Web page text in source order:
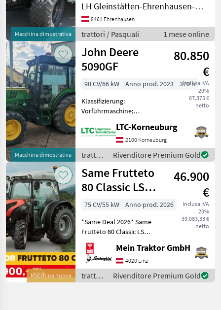
Macchina dimostrativa
Jos Stick proportional mit
Mengenteiler, zwei
Hydraulikpumpen mit
großer Leistung (gesamt
84lt.
LH Gleinstätten-Ehrenhausen-Wies reg. Gen.m.b.H. - Ehrenhausen
8461 Ehrenhausen
trattori / Pasquali 1 mese online
Macchina dimostrativa
John Deere
5090GF
80.850
€
inclusa IVA
20%
67.375 €
netto
90 CV/66 kW Anno prod. 2023
370 h
Klassifizierung:
Vorführmaschine;
Oberlenker vorne: Ja;
Kreuzsteuerhebel
Frontlader: Ja;
Kreuzsteuerhebel
Frontlader Art: Elektrisch;
Zwisc
LTC-Korneuburg
2100 Korneuburg
trattori
/ John
Deere
Rivenditore Premium Gold
Macchina nuova
Same Frutteto
80 Classic LS
(Stage V)
46.900
€
inclusa IVA
20%
39.083,33 €
netto
75 CV/55 kW
Anno prod. 2026
*Same Deal 2026* Same
Frutteto 80 Classic LS
AUSSTATTUNG: - 30V/15R-
Getriebe mit Kriechgang -
synchronisierte
mechanisches
Wendegetriebe - 3 Zylinder
Mein Traktor GmbH
4020 Linz
trattori
/ Same
Rivenditore Premium Gold